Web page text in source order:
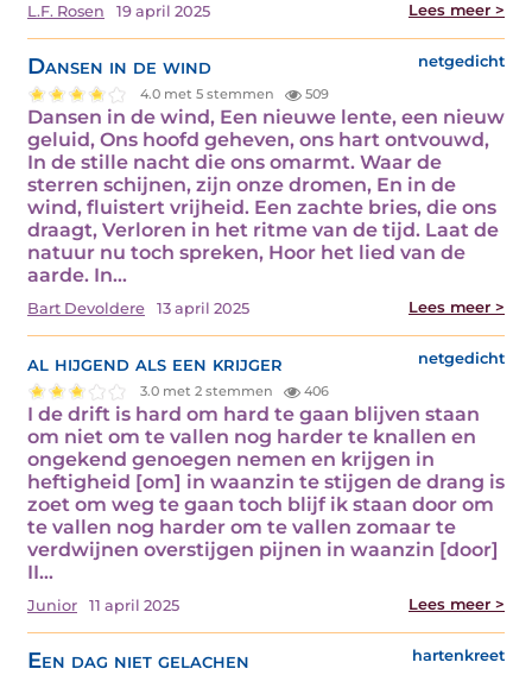
L.F. Rosen 19 april 2025 Lees meer >
Dansen in de wind netgedicht
4.0 met 5 stemmen 509
Dansen in de wind, Een nieuwe lente, een nieuw
geluid, Ons hoofd geheven, ons hart ontvouwd,
In de stille nacht die ons omarmt. Waar de
sterren schijnen, zijn onze dromen, En in de
wind, fluistert vrijheid. Een zachte bries, die ons
draagt, Verloren in het ritme van de tijd. Laat de
natuur nu toch spreken, Hoor het lied van de
aarde. In…
Bart Devoldere 13 april 2025 Lees meer >
al hijgend als een krijger netgedicht
3.0 met 2 stemmen 406
I de drift is hard om hard te gaan blijven staan
om niet om te vallen nog harder te knallen en
ongekend genoegen nemen en krijgen in
heftigheid [om] in waanzin te stijgen de drang is
zoet om weg te gaan toch blijf ik staan door om
te vallen nog harder om te vallen zomaar te
verdwijnen overstijgen pijnen in waanzin [door]
II…
Junior 11 april 2025 Lees meer >
Een dag niet gelachen hartenkreet